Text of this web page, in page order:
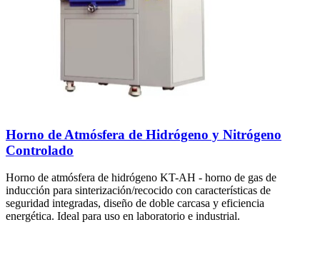
Horno de Atmósfera de Hidrógeno y Nitrógeno
Controlado
Horno de atmósfera de hidrógeno KT-AH - horno de gas de
inducción para sinterización/recocido con características de
seguridad integradas, diseño de doble carcasa y eficiencia
energética. Ideal para uso en laboratorio e industrial.